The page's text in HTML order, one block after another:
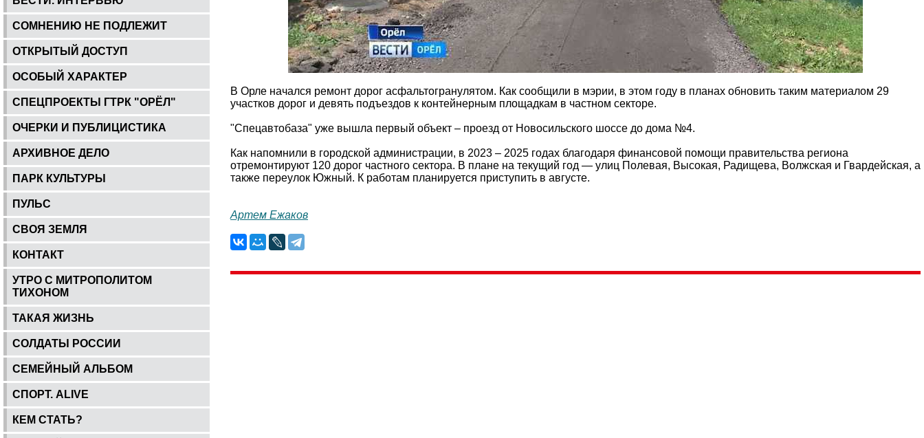
СОМНЕНИЮ НЕ ПОДЛЕЖИТ
ОТКРЫТЫЙ ДОСТУП
ОСОБЫЙ ХАРАКТЕР
СПЕЦПРОЕКТЫ ГТРК "ОРЁЛ"
ОЧЕРКИ И ПУБЛИЦИСТИКА
АРХИВНОЕ ДЕЛО
ПАРК КУЛЬТУРЫ
ПУЛЬС
СВОЯ ЗЕМЛЯ
КОНТАКТ
УТРО С МИТРОПОЛИТОМ
ТИХОНОМ
ТАКАЯ ЖИЗНЬ
СОЛДАТЫ РОССИИ
СЕМЕЙНЫЙ АЛЬБОМ
СПОРТ. ALIVE
КЕМ СТАТЬ?
В Орле начался ремонт дорог асфальтогранулятом. Как сообщили в мэрии, в этом году в планах обновить таким материалом 29
участков дорог и девять подъездов к контейнерным площадкам в частном секторе.
"Спецавтобаза" уже вышла первый объект – проезд от Новосильского шоссе до дома №4.
Как напомнили в городской администрации, в 2023 – 2025 годах благодаря финансовой помощи правительства региона
отремонтируют 120 дорог частного сектора. В плане на текущий год — улиц Полевая, Высокая, Радищева, Волжская и Гвардейская, а
также переулок Южный. К работам планируется приступить в августе.
Артем Ежаков